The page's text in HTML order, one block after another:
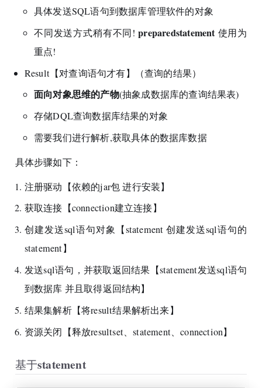
具体发送SQL语句到数据库管理软件的对象
不同发送方式稍有不同!preparedstatement 使用为
重点!
Result【对查询语句才有】（查询的结果）
面向对象思维的产物(抽象成数据库的查询结果表)
存储DQL查询数据库结果的对象
需要我们进行解析,获取具体的数据库数据
具体步骤如下：
注册驱动【依赖的jar包 进行安装】
获取连接【connection建立连接】
创建发送sql语句对象【statement 创建发送sql语句的
statement】
发送sql语句，并获取返回结果【statement发送sql语句
到数据库 并且取得返回结构】
结果集解析【将result结果解析出来】
资源关闭【释放resultset、statement、connection】
基于statement